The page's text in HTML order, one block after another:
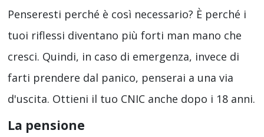
Penseresti perché è così necessario? È perché i
tuoi riflessi diventano più forti man mano che
cresci. Quindi, in caso di emergenza, invece di
farti prendere dal panico, penserai a una via
d'uscita. Ottieni il tuo CNIC anche dopo i 18 anni.
La pensione